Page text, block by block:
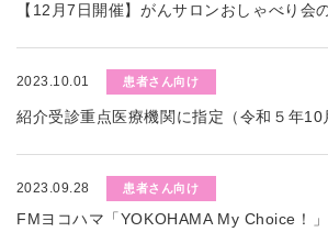
【12月7日開催】がんサロンおしゃべり会
2023.10.01 患者さん向け
紹介受診重点医療機関に指定（令和５年10
2023.09.28 患者さん向け
FMヨコハマ「YOKOHAMA My Choice！